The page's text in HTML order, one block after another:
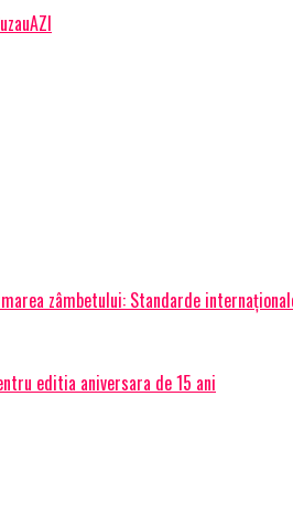
zâmbetului: Standarde
editia aniversara de 15 ani